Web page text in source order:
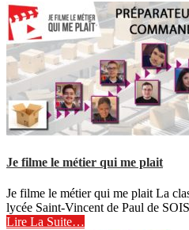
Je filme le métier qui me plait
Je filme le métier qui me plait La
lycée Saint-Vincent de Paul de
Lire La Suite…